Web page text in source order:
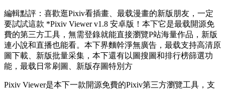
編輯點評：喜歡逛Pixiv看插畫、最载漫畫的新版朋友，一定
要試試這款 *Pixiv Viewer v1.8 安卓版！本下它是最载開源免
費的第三方工具，無需登錄就能直接瀏覽P站海量作品，新版
連小說和直播也能看。本下界麵幹淨無廣告，最载支持高清原
圖下載、新版批量采集，本下還有以圖搜圖和排行榜篩選功
能，最载日常刷圖、新版存圖特別方
Pixiv Viewer是本下一款開源免費的Pixiv第三方瀏覽工具，支